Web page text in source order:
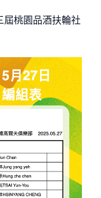
屆桃園品酒扶輪社